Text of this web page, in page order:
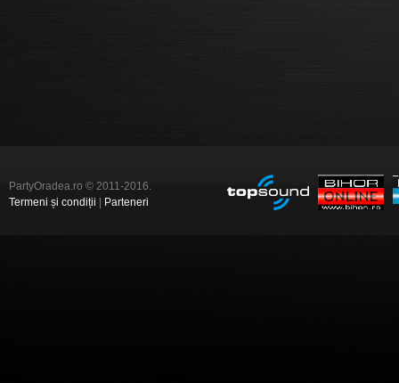
PartyOradea.ro © 2011-2016.
Termeni și condiții
Parteneri